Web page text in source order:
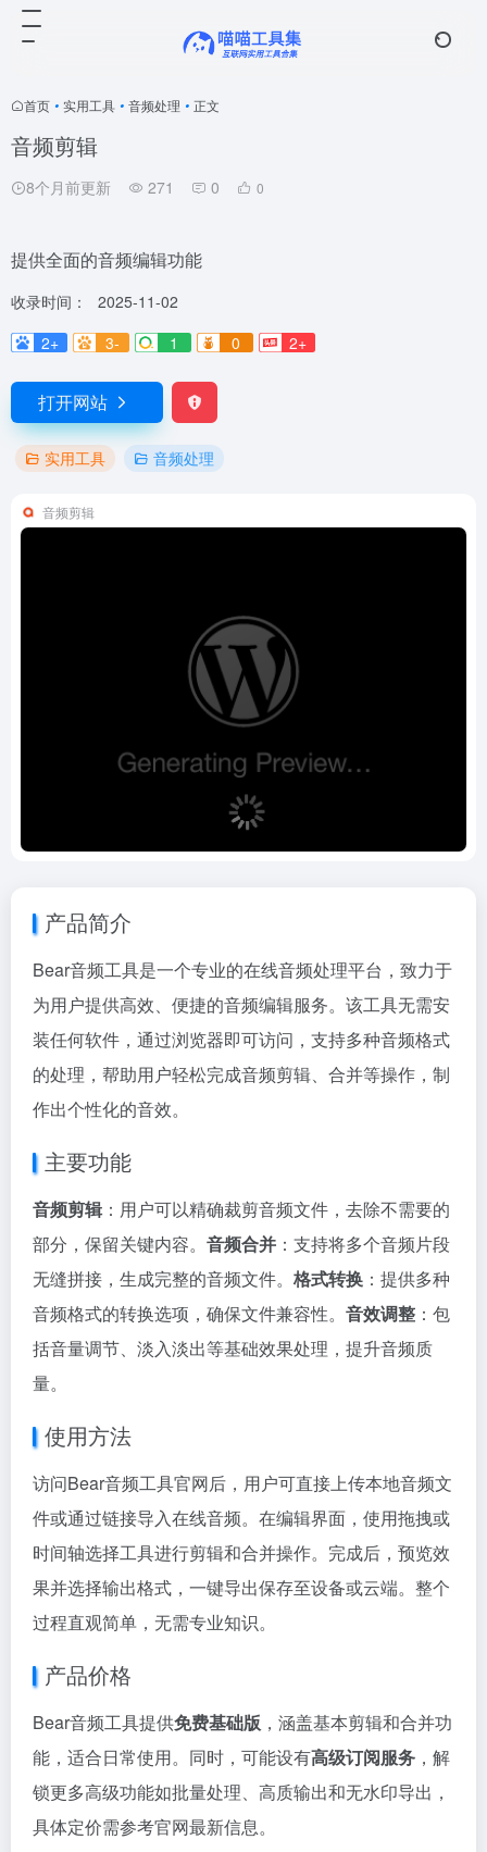
首页 • 实用工具 • 音频处理 • 正文
音频剪辑
8个月前更新 271 0 0
提供全面的音频编辑功能
收录时间：
2025-11-02
2+
3- 1 0 2+
打开网站
实用工具 音频处理
音频剪辑
产品简介
Bear音频工具是一个专业的在线音频处理平台，致力于
为用户提供高效、便捷的音频编辑服务。该工具无需安
装任何软件，通过浏览器即可访问，支持多种音频格式
的处理，帮助用户轻松完成音频剪辑、合并等操作，制
作出个性化的音效。
主要功能
音频剪辑：用户可以精确裁剪音频文件，去除不需要的
部分，保留关键内容。 音频合并 ：支持将多个音频片段
无缝拼接，生成完整的音频文件。 格式转换 ：提供多种
音频格式的转换选项，确保文件兼容性。 音效调整 ：包
括音量调节、淡入淡出等基础效果处理，提升音频质
量。
使用方法
访问Bear音频工具官网后，用户可直接上传本地音频文
件或通过链接导入在线音频。在编辑界面，使用拖拽或
时间轴选择工具进行剪辑和合并操作。完成后，预览效
果并选择输出格式，一键导出保存至设备或云端。整个
过程直观简单，无需专业知识。
产品价格
Bear音频工具提供免费基础版 ，涵盖基本剪辑和合并功
能，适合日常使用。同时，可能设有高级订阅服务 ，解
锁更多高级功能如批量处理、高质输出和无水印导出，
具体定价需参考官网最新信息。